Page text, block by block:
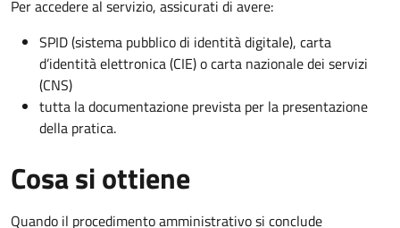
Per accedere al servizio, assicurati di avere:
SPID (sistema pubblico di identità digitale), carta
d’identità elettronica (CIE) o carta nazionale dei servizi
(CNS)
tutta la documentazione prevista per la presentazione
della pratica.
Cosa si ottiene
Quando il procedimento amministrativo si conclude